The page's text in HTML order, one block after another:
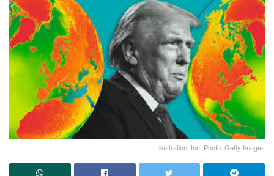
Illustration: Inc; Photo: Getty Images